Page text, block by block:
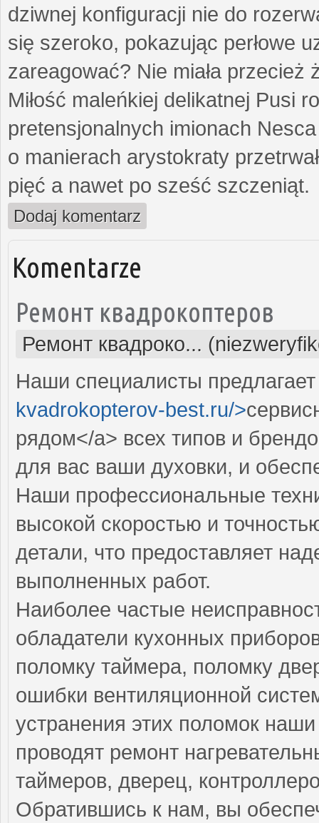
dziwnej konfiguracji nie do
się szeroko, pokazując perłowe
zareagować? Nie miała przecież
Miłość maleńkiej delikatnej Pusi
pretensjonalnych imionach
o manierach arystokraty
pięć a nawet po sześć szczeniąt.
Dodaj komentarz
Komentarze
Ремонт квадрокоптеров
Ремонт квадроко...
Наши специалисты
kvadrokopterov-best.ru/>
рядом</a> всех типов и
для вас ваши духовки, и
Наши профессиональные
высокой скоростью и
детали, что предоставляет
выполненных работ.
Наиболее частые
обладатели кухонных
поломку таймера, поломку
ошибки вентиляционной
устранения этих поломок
проводят ремонт
таймеров, дверец,
Обратившись к нам, вы